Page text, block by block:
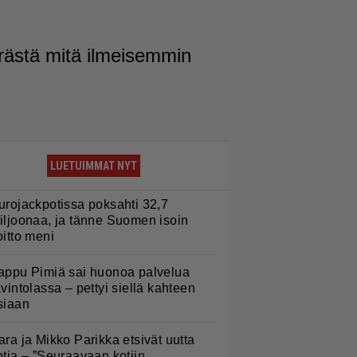
mitä ilmeisemmin
LUETUIMMAT NYT
poksahti 32,7
ja tänne Suomen isoin
meni
Pimiä sai huonoa palvelua
– pettyi siellä kahteen
ja Mikko Parikka etsivät uutta